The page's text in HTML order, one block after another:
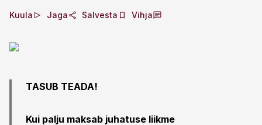
Kuula Jaga Salvesta Vihja
TASUB TEADA!
Kui palju maksab juhatuse liikme